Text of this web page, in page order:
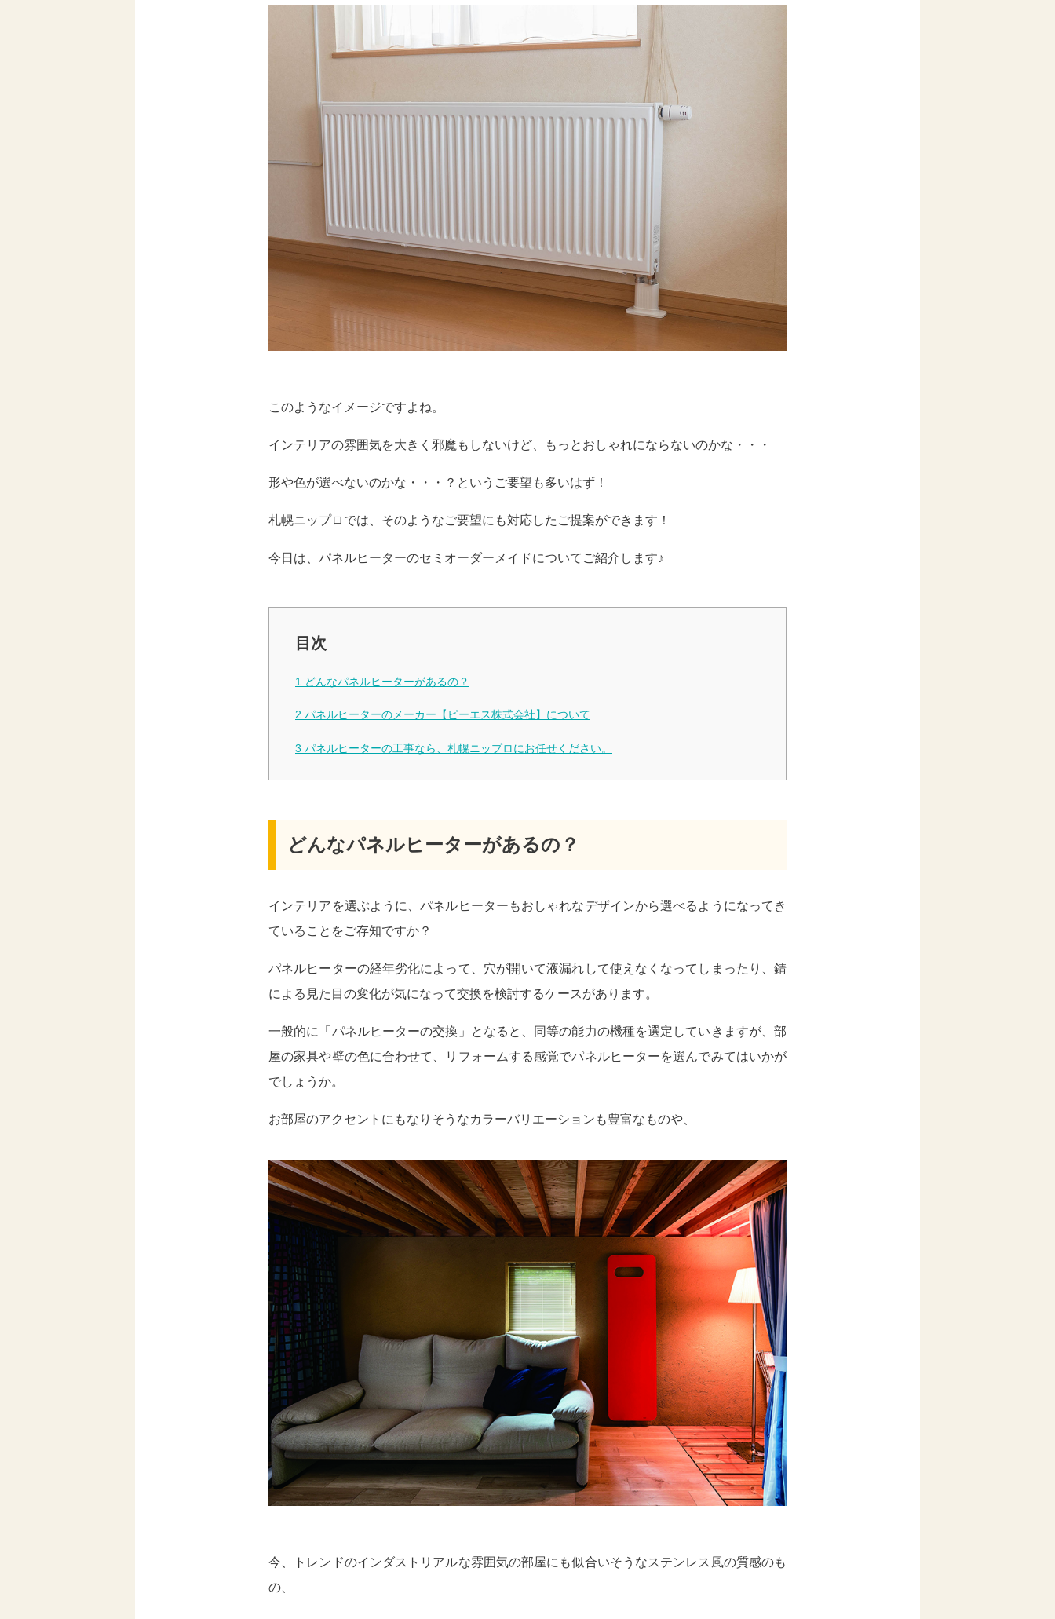
このようなイメージですよね。
インテリアの雰囲気を大きく邪魔もしないけど、もっとおしゃれにならないのかな・・・
形や色が選べないのかな・・・？というご要望も多いはず！
札幌ニップロでは、そのようなご要望にも対応したご提案ができます！
今日は、パネルヒーターのセミオーダーメイドについてご紹介します♪
目次
1 どんなパネルヒーターがあるの？
2 パネルヒーターのメーカー【ピーエス株式会社】について
3 パネルヒーターの工事なら、札幌ニップロにお任せください。
どんなパネルヒーターがあるの？
インテリアを選ぶように、パネルヒーターもおしゃれなデザインから選べるようになってき
ていることをご存知ですか？
パネルヒーターの経年劣化によって、穴が開いて液漏れして使えなくなってしまったり、錆
による見た目の変化が気になって交換を検討するケースがあります。
一般的に「パネルヒーターの交換」となると、同等の能力の機種を選定していきますが、部
屋の家具や壁の色に合わせて、リフォームする感覚でパネルヒーターを選んでみてはいかが
でしょうか。
お部屋のアクセントにもなりそうなカラーバリエーションも豊富なものや、
今、トレンドのインダストリアルな雰囲気の部屋にも似合いそうなステンレス風の質感のも
の、